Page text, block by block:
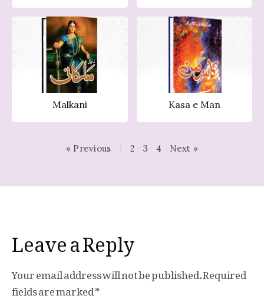
Malkani Kasa e Man
« Previous 1 2 3 4 Next »
Leave a Reply
Your email address will not be published.Required
fields are marked*